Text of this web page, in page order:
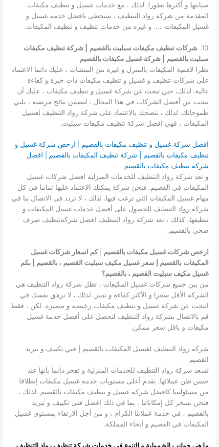
صيانتها و أكثرها تطورا. لذلك ، مع خدمات غسيل و تنظيف مكيفات
المقدمة من شركة رواد التنظيف ، ستحظى بافضل خدمة غسيل و
غسيل المكيفات ….. و غيره من خدمات تنظيف و تنظيف المكيفات.
10. شركات تنظيف مكيفات سبليت بالقصيم
| شركة تنظيف مكيفات
سبليت بالقصيم
| شركة غسيل مكيفات بالقصيم
نظرا لاهمية المكيفات بالمنزل و غيره من المنشات ، عليك دائما الاعتماد
على شركات تنظيف و غسيل و تنظيف مكيفات ذات خبرة و كفاءة
عالية. لذلك، حين تبحث عن شركة غسيل و تنظيف مكيفات ، عليك أن
تبحث عن أفضل الشركات في هذا المجال ، لتضمن نتائج مرضية ، تلبي
طموحاتك. لذلك ، ننصحك بالاعتماد على شركة رواد التنظيف لغسيل
المكيفات ، فهي افضل شركة تنظيف مكيفات سبليت.
افضل شركة غسيل و تنظيف مكيفات بالقصيم | ارخص شركة غسيل و
تنظيف مكيفات بالقصيم | شركة تنظيف المكيفات بالقصيم | افضل
شركة تنظيف مكيفات بالقصيم
و تعد شركة رواد التنظيف للخدمات المنزلية افضل شركات غسيل
المكيفات في القصيم. فنحن شركة يمكنك الاعتماد عليها تماما في كل
مهام غسيل المكيفات التي ترغب فيها. لذلك ، لا تردد في الاتصال بنا في
شركة رواد التنظيف للحصول على أفضل خدمات غسيل المكيفات و
تنظيفها. كذلك ، تعد شركة رواد التنظيف افضل شركةتنظيف صرف
صحي بالقصيم.
ارخص شركات غسيل مكيفات بالقصيم |كم اسعار شركات غسيل
المكيفات بالقصيم | سعر غسيل مكيف سبليت القصيم ، بالقصيم | بكم
غسيل مكيف سبليت القصيم ، بالقصيم؟
من بين جميع شركات غسيل المكيفات ، تظل شركة رواد التنظيف هي
الشركة الأقل سعرا و الأكثر كفاءة و تميز. لذلك ، لا ترهق نفسك في
البحث عن شركة غسيل و تنظيف مكيفات رخيصة و متميزة. لكن ، فقط
قم بالاتصال بشركة رواد التنظيف لتحصل على أفضل خدمة غسيل
مكيفات و باقل سعر ممكن.
شركة رواد التنظيف لغسيل المكيفات بالقصيم | فني تكييف و تبريد
القصيم
تسعد شركة رواد التنظيف للخدمات المنزلية و تفخر دائما بأنها عند
حسن ظن عملائها. نقدم أعلى مستويات خدمة غسيل مكيفات إنطلاقا
من مسئوليتنا كافضل شركة غسيل و تنظيف مكيفات بالقصيم. لذلك ،
فنحن نسخر كل إمكاناتنا ، بما في ذلك افضل فني تكييف و تبريد
بالقصيم ، في خدمة عملائنا الكرام ، و من أجل الارتقاء بمستوى غسيل
المكيفات في القصيم و أنحاء المملكة.